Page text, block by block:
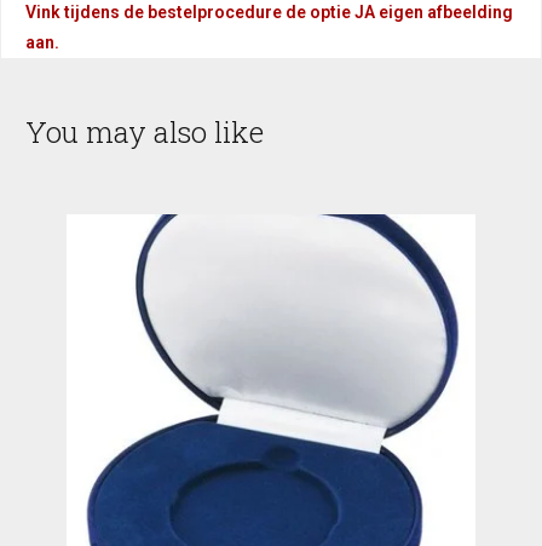
Vink tijdens de bestelprocedure de optie JA eigen afbeelding
aan.
You may also like